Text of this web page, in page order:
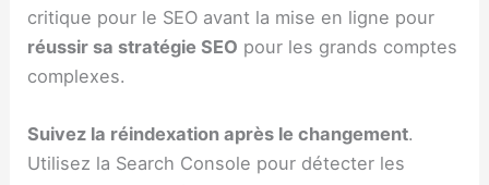
critique pour le SEO avant la mise en ligne pour
réussir sa stratégie SEO pour les grands comptes
complexes.
Suivez la réindexation après le changement.
Utilisez la Search Console pour détecter les